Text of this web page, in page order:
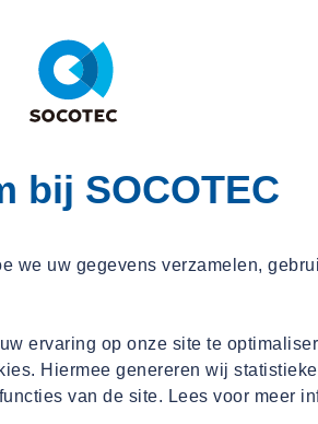
bij SOCOTEC
we uw gegevens verzamelen,
ervaring op onze site te
Hiermee genereren wij
van de site. Lees voor meer